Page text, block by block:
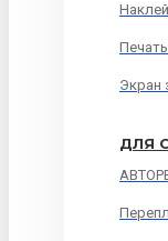
Экран
ДЛЯ